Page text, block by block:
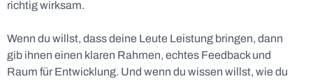
richtig wirksam.
Wenn du willst, dass deine Leute Leistung bringen, dann
gib ihnen einen klaren Rahmen, echtes Feedback und
Raum für Entwicklung. Und wenn du wissen willst, wie du